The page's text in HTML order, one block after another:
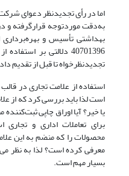
اما در رأی تجدیدنظر دعوای
به‌دقت موردتوجه قرارگرفته و
40701396 دلالتی بر
تجدیدنظرخواه تا قبل از تقدیم
استفاده از علامت تجاری در
است لذا باید بررسی کرد که از
یا خیر؟ آیا اوراق چاپی
برای تعاملات اداری و
محصولات را که منضم به این
معرفی کرده است؟ لذا به نظر
بسیار مهم است.